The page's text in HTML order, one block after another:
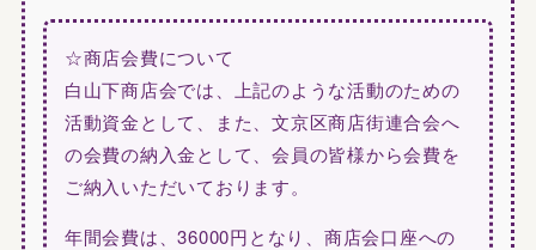
☆商店会費について
白山下商店会では、上記のような活動のための
活動資金として、また、文京区商店街連合会へ
の会費の納入金として、会員の皆様から会費を
ご納入いただいております。
年間会費は、36000円となり、商店会口座への